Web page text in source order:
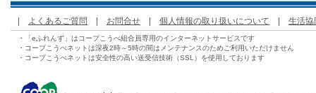
| よくあるご質問 | お問合せ | 個人情報の取り扱いについて | 生活協
・「eふれんず」はコープこうべ組合員専用のインターネットサービスです
・コープこうべネットは深夜2時～5時の間はメンテナンスのためご利用いただけません
・コープこうべネットは安全性の高い送受信技術（SSL）を使用しております